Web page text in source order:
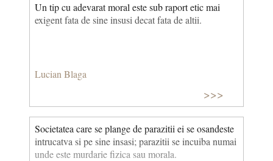
Un tip cu adevarat moral este sub raport etic mai
exigent fata de sine insusi decat fata de altii.
Lucian Blaga
>>>
Societatea care se plange de parazitii ei se osandeste
intrucatva si pe sine insasi; parazitii se incuiba numai
unde este murdarie fizica sau morala.